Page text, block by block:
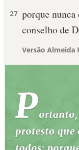
27 porque
conselho de
Versão Almeida